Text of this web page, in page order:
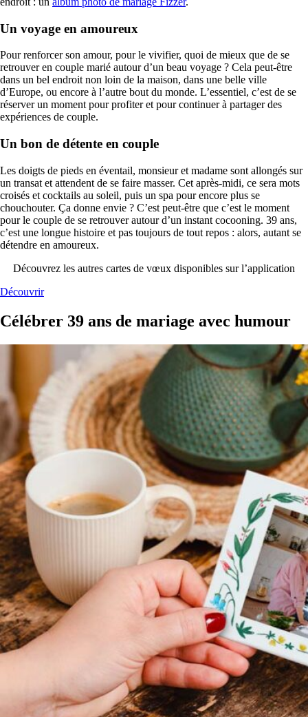
Un voyage en amoureux
Pour renforcer son amour, pour le vivifier, quoi de mieux que de se
retrouver en couple marié autour d’un beau voyage ? Cela peut-être
dans un bel endroit non loin de la maison, dans une belle ville
d’Europe, ou encore à l’autre bout du monde. L’essentiel, c’est de se
réserver un moment pour profiter et pour continuer à partager des
expériences de couple.
Un bon de détente en couple
Les doigts de pieds en éventail, monsieur et madame sont allongés sur
un transat et attendent de se faire masser. Cet après-midi, ce sera mots
croisés et cocktails au soleil, puis un spa pour encore plus se
chouchouter. Ça donne envie ? C’est peut-être que c’est le moment
pour le couple de se retrouver autour d’un instant cocooning. 39 ans,
c’est une longue histoire et pas toujours de tout repos : alors, autant se
détendre en amoureux.
Découvrez les autres cartes de vœux disponibles sur l’application
Découvrir
Célébrer 39 ans de mariage avec humour